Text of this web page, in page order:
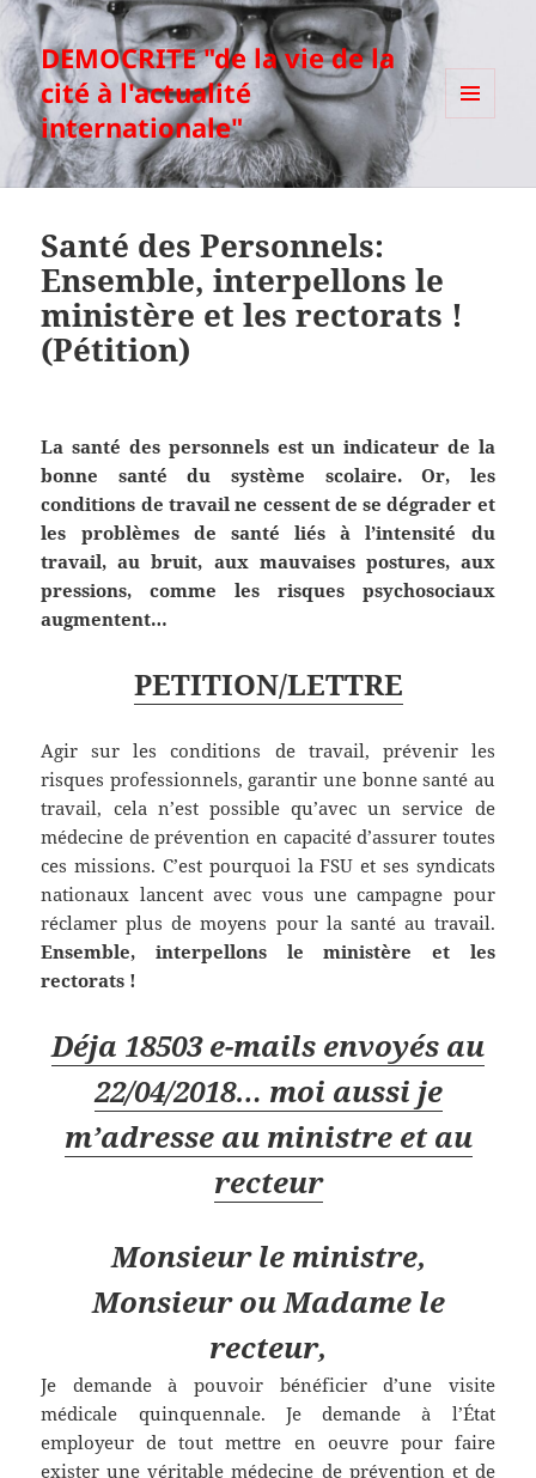
DEMOCRITE "de la vie de la
cité à l'actualité
internationale"
Santé des Personnels:
Ensemble, interpellons le
ministère et les rectorats !
(Pétition)
La santé des personnels est un indicateur de la
bonne santé du système scolaire. Or, les
conditions de travail ne cessent de se dégrader et
les problèmes de santé liés à l’intensité du
travail, au bruit, aux mauvaises postures, aux
pressions, comme les risques psychosociaux
augmentent…
PETITION/LETTRE
Agir sur les conditions de travail, prévenir les
risques professionnels, garantir une bonne santé au
travail, cela n’est possible qu’avec un service de
médecine de prévention en capacité d’assurer toutes
ces missions. C’est pourquoi la FSU et ses syndicats
nationaux lancent avec vous une campagne pour
réclamer plus de moyens pour la santé au travail.
Ensemble, interpellons le ministère et les
rectorats !
Déja 18503 e-mails envoyés au
22/04/2018… moi aussi je
m’adresse au ministre et au
recteur
Monsieur le ministre,
Monsieur ou Madame le
recteur,
Je demande à pouvoir bénéficier d’une visite
médicale quinquennale. Je demande à l’État
employeur de tout mettre en oeuvre pour faire
exister une véritable médecine de prévention et de